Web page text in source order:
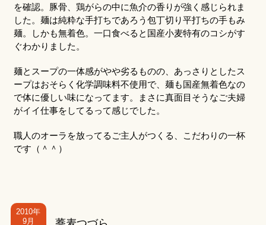
を確認。豚骨、鶏がらの中に魚介の香りが強く感じられま
した。麺は純粋な手打ちであろう包丁切り平打ちの手もみ
麺。しかも無着色。一口食べると国産小麦特有のコシがす
ぐわかりました。
麺とスープの一体感がやや劣るものの、あっさりとしたス
ープはおそらく化学調味料不使用で、麺も国産無着色なの
で体に優しい味になってます。まさに真面目そうなご夫婦
がイイ仕事をしてるって感じでした。
職人のオーラを放ってるご主人がつくる、こだわりの一杯
です（＾＾）
2010年
9月